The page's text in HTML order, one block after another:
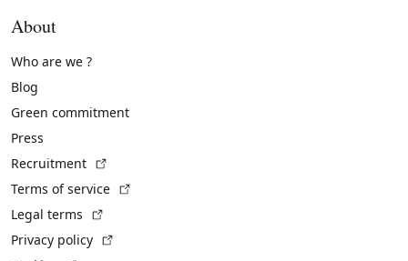
About
Who are we ?
Blog
Green commitment
Press
Recruitment
Terms of service
Legal terms
Privacy policy